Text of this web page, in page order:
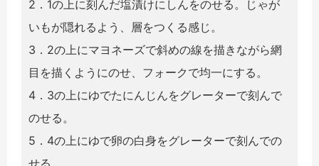
2．1の上に刻んだ塩漬けにしんをのせる。じゃが
いもが隠れるよう、層をつくる感じ。
3．2の上にマヨネーズで斜めの線を描きながら網
目を描くようにのせ、フォークで均一にする。
4．3の上にゆでたにんじんをグレーターで刻んで
のせる。
5．4の上にゆで卵の白身をグレーターで刻んでの
せる。